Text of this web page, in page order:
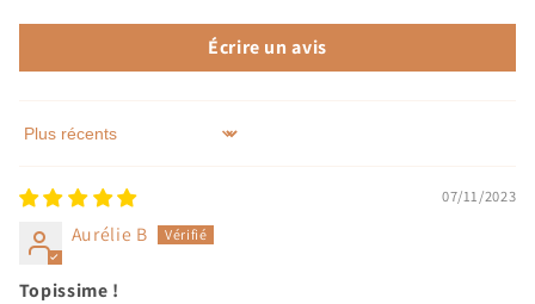
Écrire un avis
Sort by
07/11/2023
Aurélie B
Topissime !